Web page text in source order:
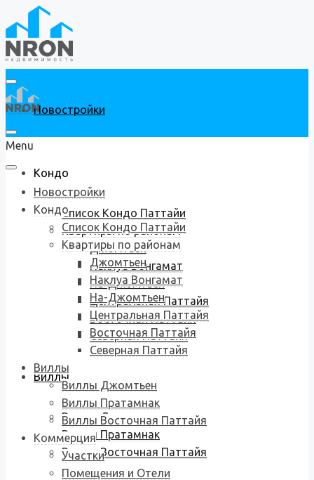
Новостройки
Кондо
Список Кондо Паттайи
Квартиры по районам
Джомтьен
Наклуа Вонгамат
На-Джомтьен
Центральная Паттайя
Восточная Паттайя
Северная Паттайя
Виллы
Виллы Джомтьен
Виллы Пратамнак
Виллы Восточная Паттайя
Menu
Новостройки
Кондо
Список Кондо Паттайи
Квартиры по районам
Джомтьен
Наклуа Вонгамат
На-Джомтьен
Центральная Паттайя
Восточная Паттайя
Северная Паттайя
Виллы
Виллы Джомтьен
Виллы Пратамнак
Виллы Восточная Паттайя
Коммерция
Участки
Помещения и Отели